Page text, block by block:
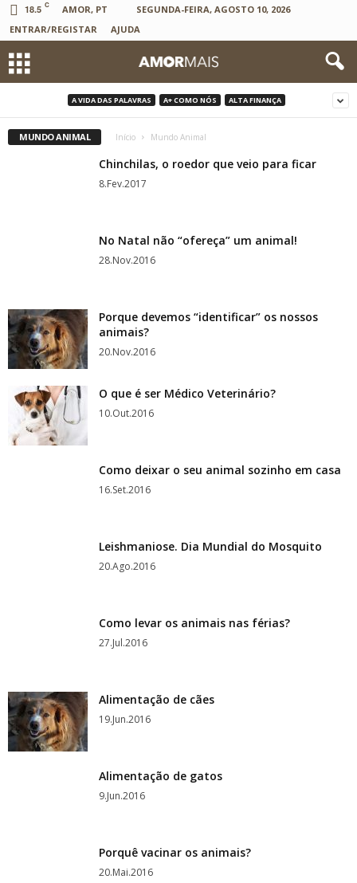
18.5 C AMOR, PT
SEGUNDA-FEIRA, AGOSTO 10, 2026
ENTRAR/REGISTAR
AJUDA
A VIDA DAS PALAVRAS A+ COMO NÓS ALTA FINANÇA
MUNDO ANIMAL Início Mundo Animal
Chinchilas, o roedor que veio para ficar
8.Fev.2017
No Natal não “ofereça” um animal!
28.Nov.2016
Porque devemos “identificar” os nossos
animais?
20.Nov.2016
O que é ser Médico Veterinário?
10.Out.2016
Como deixar o seu animal sozinho em casa
16.Set.2016
Leishmaniose. Dia Mundial do Mosquito
20.Ago.2016
Como levar os animais nas férias?
27.Jul.2016
Alimentação de cães
19.Jun.2016
Alimentação de gatos
9.Jun.2016
Porquê vacinar os animais?
20.Mai.2016